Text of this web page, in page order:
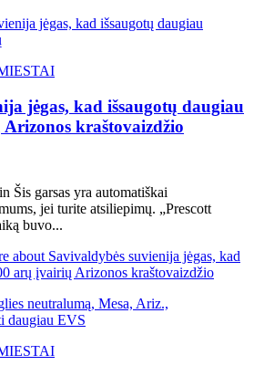
jėgas, kad išsaugotų daugiau
kraštovaizdžio
Šis garsas yra automatiškai
jei turite atsiliepimų. „Prescott
buvo...
about Savivaldybės suvienija jėgas, kad
arų įvairių Arizonos kraštovaizdžio